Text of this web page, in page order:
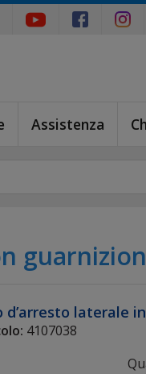
Assistenza
d’arresto laterale
4107038